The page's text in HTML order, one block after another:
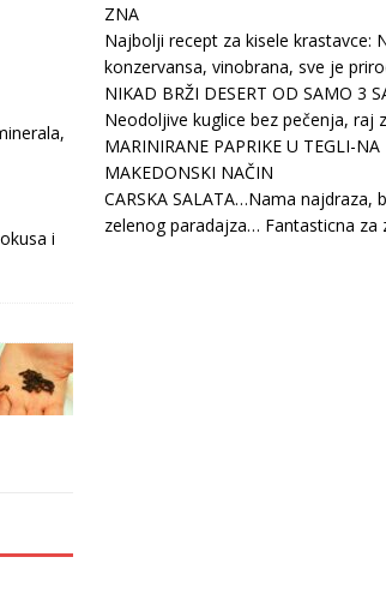
i
ZNA
Najbolji recept za kisele krastavce:
konzervansa, vinobrana, sve je
NIKAD BRŽI DESERT OD SAMO 3
Neodoljive kuglice bez pečenja, raj
MARINIRANE PAPRIKE U TEGLI-NA
MAKEDONSKI NAČIN
CARSKA SALATA…Nama najdraza,
zelenog paradajza… Fantasticna za